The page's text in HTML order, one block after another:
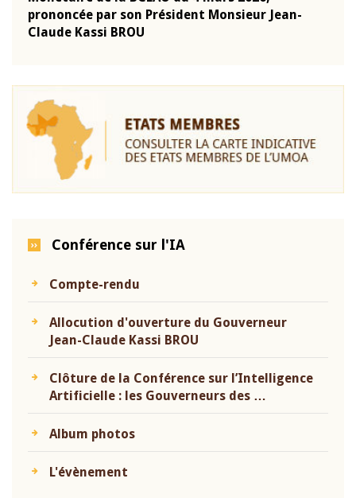
prononcée par son Président Monsieur Jean-
Claude Kassi BROU
Conférence sur l'IA
Compte-rendu
Allocution d'ouverture du Gouverneur
Jean-Claude Kassi BROU
Clôture de la Conférence sur l’Intelligence
Artificielle : les Gouverneurs des …
Album photos
L'évènement